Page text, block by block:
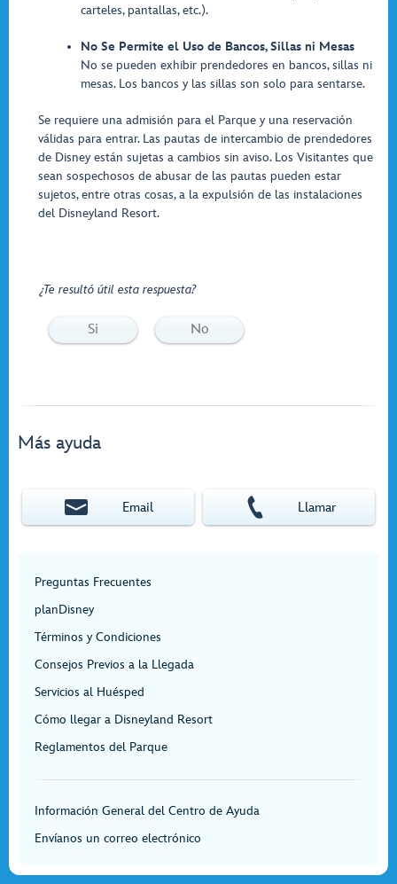
carteles, pantallas, etc.).
No Se Permite el Uso de Bancos, Sillas ni Mesas
No se pueden exhibir prendedores en bancos, sillas ni
mesas. Los bancos y las sillas son solo para sentarse.
Se requiere una admisión para el Parque y una reservación
válidas para entrar. Las pautas de intercambio de prendedores
de Disney están sujetas a cambios sin aviso. Los Visitantes que
sean sospechosos de abusar de las pautas pueden estar
sujetos, entre otras cosas, a la expulsión de las instalaciones
del Disneyland Resort.
¿Te resultó útil esta respuesta?
Si No
Más ayuda
Email Llamar
Preguntas Frecuentes
planDisney
Términos y Condiciones
Consejos Previos a la Llegada
Servicios al Huésped
Cómo llegar a Disneyland Resort
Reglamentos del Parque
Información General del Centro de Ayuda
Envíanos un correo electrónico